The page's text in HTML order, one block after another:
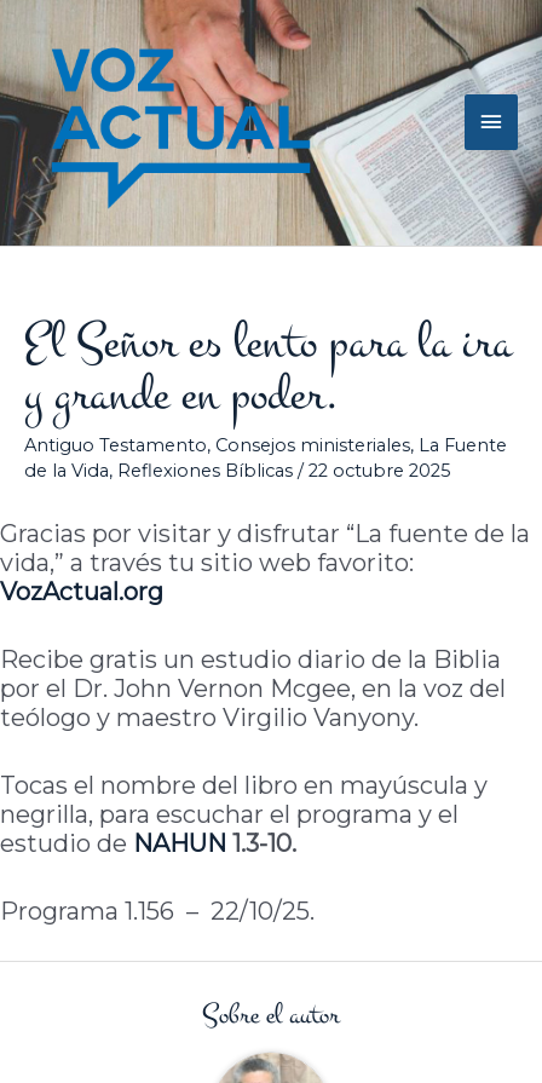
contenido
El Señor es lento para la ira
y grande en poder.
Antiguo Testamento, Consejos ministeriales, La Fuente
de la Vida, Reflexiones Bíblicas /22 octubre 2025
Gracias por visitar y disfrutar “La fuente de la
vida,” a través tu sitio web favorito:
VozActual.org
Recibe gratis un estudio diario de la Biblia
por el Dr. John Vernon Mcgee, en la voz del
teólogo y maestro Virgilio Vanyony.
Tocas el nombre del libro en mayúscula y
negrilla, para escuchar el programa y el
estudio de NAHUN 1.3-10.
Programa 1.156 – 22/10/25.
Sobre el autor